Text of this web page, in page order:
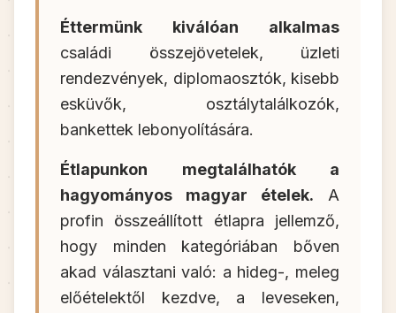
Éttermünk kiválóan alkalmas
családi összejövetelek, üzleti
rendezvények, diplomaosztók, kisebb
esküvők, osztálytalálkozók,
bankettek lebonyolítására.
Étlapunkon megtalálhatók a
hagyományos magyar ételek. A
profin összeállított étlapra jellemző,
hogy minden kategóriában bőven
akad választani való: a hideg-, meleg
előételektől kezdve, a leveseken,